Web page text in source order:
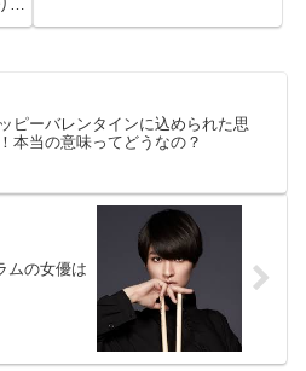
あ
や、手作りレシピをご紹介しま
ピーバレンタインに込められた思
本当の意味ってどうなの？
ムの女優は